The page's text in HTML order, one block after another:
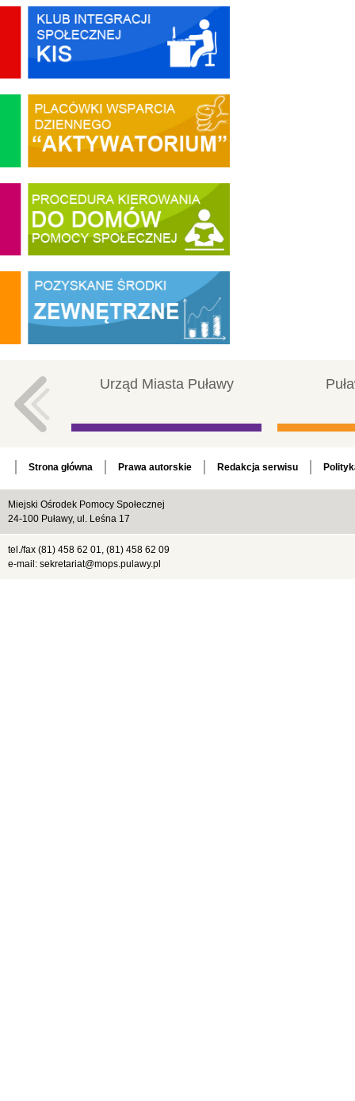
Urząd Miasta Puławy
Strona główna Prawa autorskie Redakcja serwisu
Miejski Ośrodek Pomocy Społecznej
24-100 Puławy, ul. Leśna 17
tel./fax (81) 458 62 01, (81) 458 62 09
e-mail: sekretariat@mops.pulawy.pl